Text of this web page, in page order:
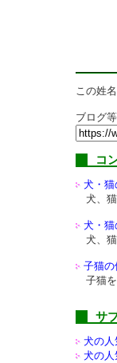
この姓
ブログ
コ
犬・猫
犬、
犬・猫
犬、
子猫の
子猫
サ
犬の人
犬の人